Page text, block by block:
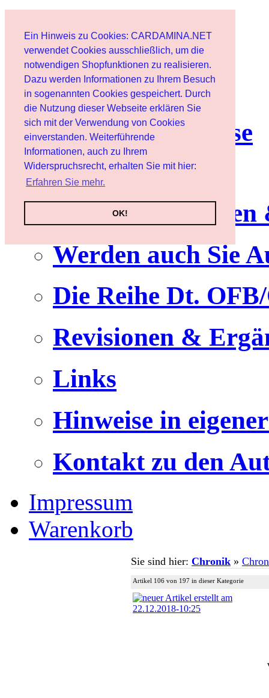
Ein Hinweis zu Cookies: CARDAMINA.NET
verwendet Cookies ausschließlich, um die
notwendigen Shopfunktionen zu realisieren.
Dazu werden Informationen zu Ihrem Besuch
in sogenannten Cookies gespeichert. Durch
die Nutzung dieser Webseite erklären Sie
sich mit der Verwendung von Cookies
einverstanden. Weiterführende
Informationen, auch zu Ihrem
Widerspruchsrecht, erhalten Sie mit hier:
Erfahren Sie mehr.
OK!
Benutzer
Newsletter
Nutzungshinweise
Service
Werden auch Sie
Die Reihe Dt.
Revisionen &
Links
Hinweise in
Kontakt zu den
Impressum
Warenkorb
Sie sind hier: Chronik »
Artikel 106 von 197 in dieser Kategorie